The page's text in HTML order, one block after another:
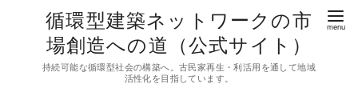
循環型建築ネットワークの市
場創造への道（公式サイト）
持続可能な循環型社会の構築へ。古民家再生・利活用を通して地域
活性化を目指しています。